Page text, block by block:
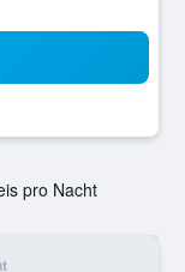
pro Nacht